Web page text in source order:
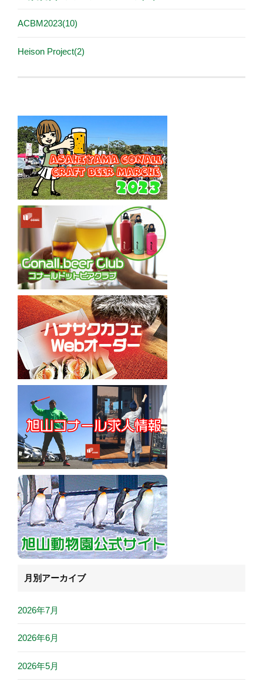
ACBM2023(10)
Heison Project(2)
月別アーカイブ
2026年7月
2026年6月
2026年5月